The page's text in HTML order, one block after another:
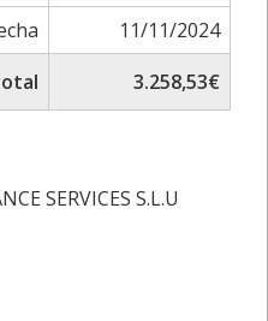
11/11/2024
3.258,53€
SERVICES S.L.U